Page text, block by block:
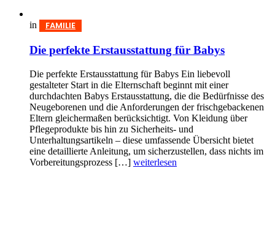
in FAMILIE
Die perfekte Erstausstattung für Babys
Die perfekte Erstausstattung für Babys Ein liebevoll
gestalteter Start in die Elternschaft beginnt mit einer
durchdachten Babys Erst­aus­stattung, die die Bedürfnisse des
Neugeborenen und die Anforderungen der frischgebackenen
Eltern gleichermaßen berücksichtigt. Von Kleidung über
Pflegeprodukte bis hin zu Sicherheits- und
Unterhaltungsartikeln – diese umfassende Übersicht bietet
eine detaillierte Anleitung, um sicherzustellen, dass nichts im
Vorbereitungsprozess […] weiterlesen